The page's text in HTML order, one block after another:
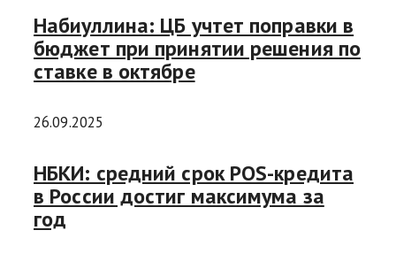
Набиуллина: ЦБ учтет поправки в
бюджет при принятии решения по
ставке в октябре
26.09.2025
НБКИ: средний срок POS-кредита
в России достиг максимума за
год